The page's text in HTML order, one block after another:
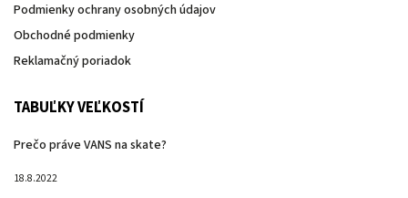
Podmienky ochrany osobných údajov
Obchodné podmienky
Reklamačný poriadok
TABUĽKY VEĽKOSTÍ
Prečo práve VANS na skate?
18.8.2022